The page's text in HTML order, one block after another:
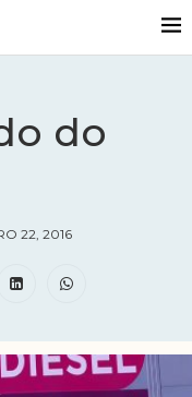
do
22, 2016